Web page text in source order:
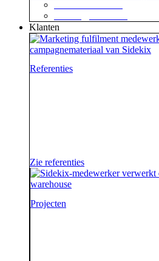
Klanten
Referenties
Zie referenties
Projecten